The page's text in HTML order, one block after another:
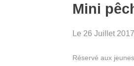
Mini
Le 26 Juillet 2017
Réservé aux